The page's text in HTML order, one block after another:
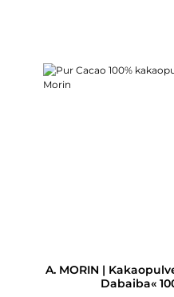
A. MORIN |
Dabaiba«